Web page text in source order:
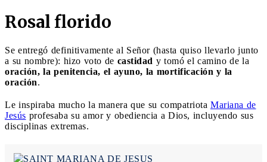
Rosal florido
Se entregó definitivamente al Señor (hasta quiso llevarlo junto
a su nombre): hizo voto de castidad y tomó el camino de la
oración, la penitencia, el ayuno, la mortificación y la
oración.
Le inspiraba mucho la manera que su compatriota Mariana de
Jesús profesaba su amor y obediencia a Dios, incluyendo sus
disciplinas extremas.